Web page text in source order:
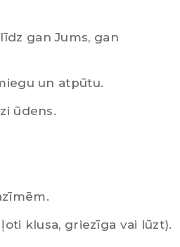
gan Jums, gan
un atpūtu.
ūdens.
klusa, griezīga vai lūzt).